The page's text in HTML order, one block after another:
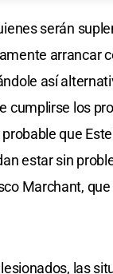
serán
arrancar
así
cumplirse los
que
estar sin
Marchant,
las